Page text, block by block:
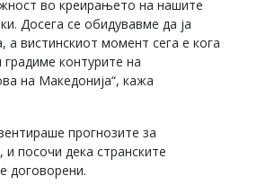
во креирањето на нашите
Досега се обидувавме да ја
а вистинскиот момент сега е кога
контурите на
на Македонија“, кажа
прогнозите за
посочи дека странските
договорени.